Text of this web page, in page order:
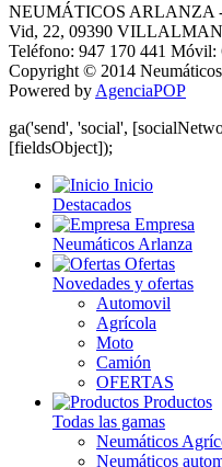
NEUMÁTICOS ARLANZA -
Vid, 22, 09390
Teléfono: 947 170 441 Móvil:
Copyright © 2014
Powered by AgenciaPOP
ga('send', 'social',
[fieldsObject]);
Inicio
Destacados
Empresa
Neumáticos Arlanza
Ofertas
Novedades y ofertas
Automovil
Agrícola
Moto
Camión
OFERTAS
Productos
Todas las gamas
Neumáticos
Neumáticos